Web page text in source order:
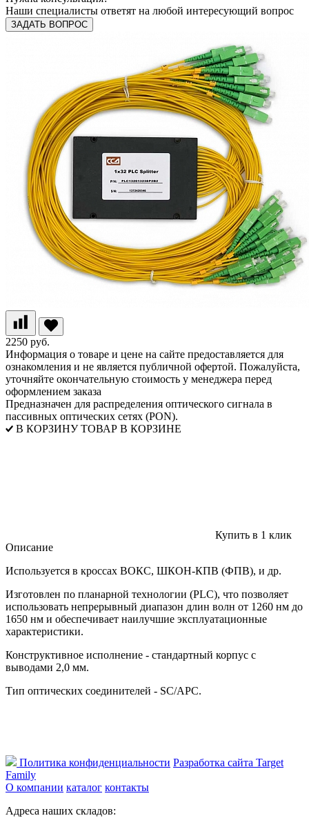
Наши специалисты ответят на любой интересующий вопрос
ЗАДАТЬ ВОПРОС
2250 руб.
Информация о товаре и цене на сайте предоставляется для
ознакомления и не является публичной офертой. Пожалуйста,
уточняйте окончательную стоимость у менеджера перед
оформлением заказа
Предназначен для распределения оптического сигнала в
пассивных оптических сетях (PON).
В КОРЗИНУ ТОВАР В КОРЗИНЕ
Купить в 1 клик
Описание
Используется в кроссах ВОКС, ШКОН-КПВ (ФПВ), и др.
Изготовлен по планарной технологии (PLC), что позволяет
использовать непрерывный диапазон длин волн от 1260 нм до
1650 нм и обеспечивает наилучшие эксплуатационные
характеристики.
Конструктивное исполнение - стандартный корпус с
выводами 2,0 мм.
Тип оптических соединителей - SC/APC.
Политика конфиденциальности Разработка сайта Target
Family
О компании каталог контакты
Адреса наших складов: